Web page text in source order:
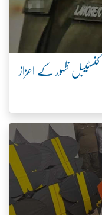
ظہور کے اعزاز